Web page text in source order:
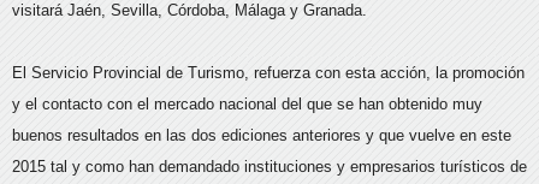
visitará Jaén, Sevilla, Córdoba, Málaga y Granada.
El Servicio Provincial de Turismo, refuerza con esta acción, la promoción
y el contacto con el mercado nacional del que se han obtenido muy
buenos resultados en las dos ediciones anteriores y que vuelve en este
2015 tal y como han demandado instituciones y empresarios turísticos de